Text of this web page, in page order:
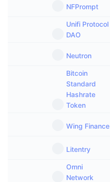
NFPrompt
Unifi Protocol
DAO
Neutron
Bitcoin
Standard
Hashrate
Token
Wing Finance
Litentry
Omni
Network